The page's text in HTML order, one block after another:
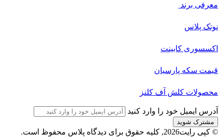
معرفی برند
نوتک پلاس
اکسسوری کابینت
قیمت سکه پارسیان
محصولات کلش آف کلنز
آدرس ایمیل خود را وارد کنید
© کپی رایت2026, کلیه حقوق برای دیدگاه پلاس محفوظ است.